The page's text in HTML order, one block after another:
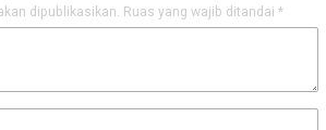
dipublikasikan. Ruas yang wajib ditandai *